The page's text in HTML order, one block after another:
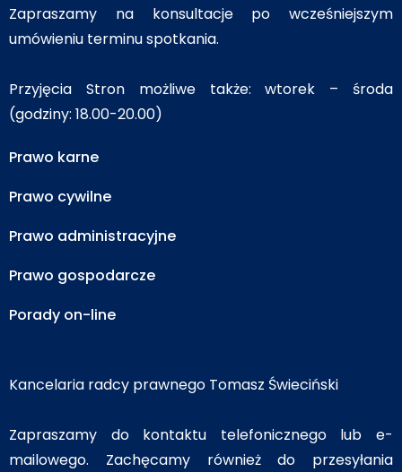
Zapraszamy na konsultacje po wcześniejszym
umówieniu terminu spotkania.
Przyjęcia Stron możliwe także: wtorek – środa
(godziny: 18.00-20.00)
Prawo karne
Prawo cywilne
Prawo administracyjne
Prawo gospodarcze
Porady on-line
Kancelaria radcy prawnego Tomasz Świeciński
Zapraszamy do kontaktu telefonicznego lub e-
mailowego. Zachęcamy również do przesyłania